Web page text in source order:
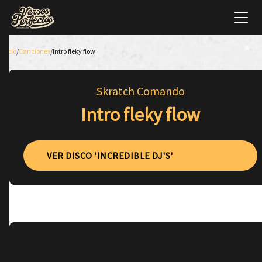
Inicio/Canciones/Intro fleky flow
Skratch Comando
Intro fleky flow
VER DISCO 'INCREDIBLE DJ'S'